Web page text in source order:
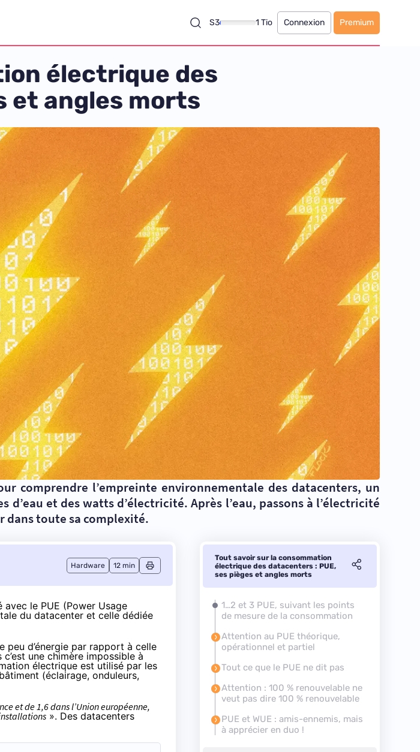
S3 1 Tio Connexion Premium
électrique des
et angles morts
comprendre l’empreinte environnementale des datacenters, un
et des watts d’électricité. Après l’eau, passons à l’électricité
dans toute sa complexité.
Hardware 12 min
avec le PUE (Power Usage
du datacenter et celle dédiée
peu d’énergie par rapport à celle
une chimère impossible à
électrique est utilisé par les
(éclairage, onduleurs,
et de 1,6 dans l’Union européenne,
». Des datacenters
Tout savoir sur la consommation
électrique des datacenters : PUE,
ses pièges et angles morts
1…2 et 3 PUE, suivant les points
de mesure de la consommation
Attention au PUE théorique,
opérationnel et partiel
Tout ce que le PUE ne dit pas
Attention : 100 % renouvelable ne
veut pas dire 100 % renouvelable
PUE et WUE : amis-ennemis, mais
à apprécier en duo !